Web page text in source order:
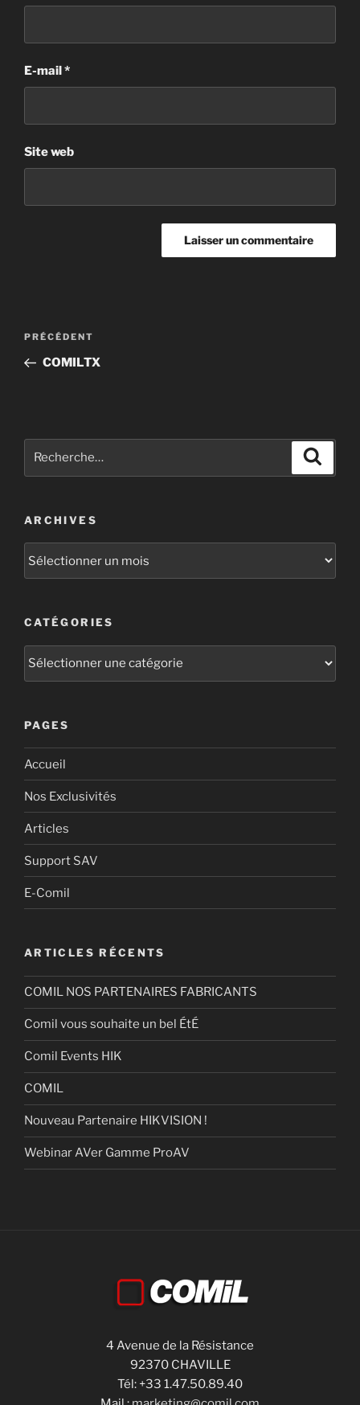
E-mail*
Site web
PRÉCÉDENT
COMILTX
ARCHIVES
CATÉGORIES
PAGES
Accueil
Nos Exclusivités
Articles
Support SAV
E-Comil
ARTICLES RÉCENTS
COMIL NOS PARTENAIRES FABRICANTS
Comil vous souhaite un bel ÉtÉ
Comil Events HIK
COMIL
Nouveau Partenaire HIKVISION !
Webinar AVer Gamme ProAV
4 Avenue de la Résistance
92370 CHAVILLE
Tél: +33 1.47.50.89.40